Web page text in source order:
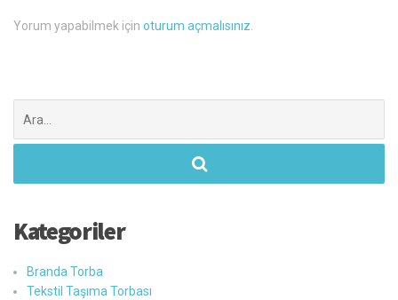
Yorum yapabilmek için oturum açmalısınız.
ara:
Kategoriler
Branda Torba
Tekstil Taşıma Torbası